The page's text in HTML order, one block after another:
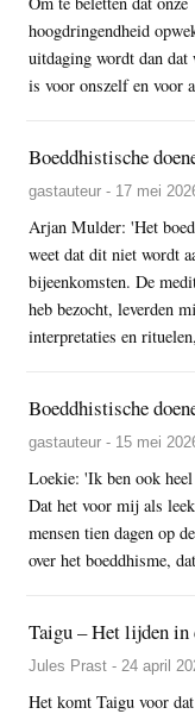
hoogdringendheid
uitdaging wordt dan dat
is voor onszelf en voor
Boeddhistische
gastauteur - 17 mei
Arjan Mulder: 'Het
weet dat dit niet wordt
bijeenkomsten. De
heb bezocht, leverden
interpretaties en
Boeddhistische
gastauteur - 15 mei
Loekie: 'Ik ben ook
Dat het voor mij als
mensen tien dagen op
over het boeddhisme,
Taigu – Het lijden in
Jules Prast - 24 april
Het komt Taigu voor